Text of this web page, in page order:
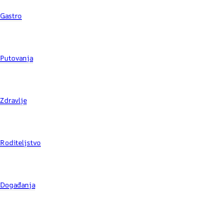
Gastro
Putovanja
Zdravlje
Roditeljstvo
Događanja